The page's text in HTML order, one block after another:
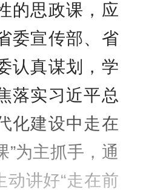
的思政课，应
委宣传部、省
认真谋划，学
落实习近平总
化建设中走在
”为主抓手，通
讲好“走在前